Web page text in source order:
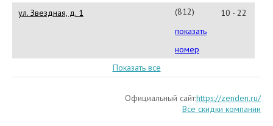
09
ул. Звездная, д. 1
(812)
677-
59-
показать
номер
10 - 22
Показать все
Официальный сайт:https://zenden.ru/
Все скидки компании